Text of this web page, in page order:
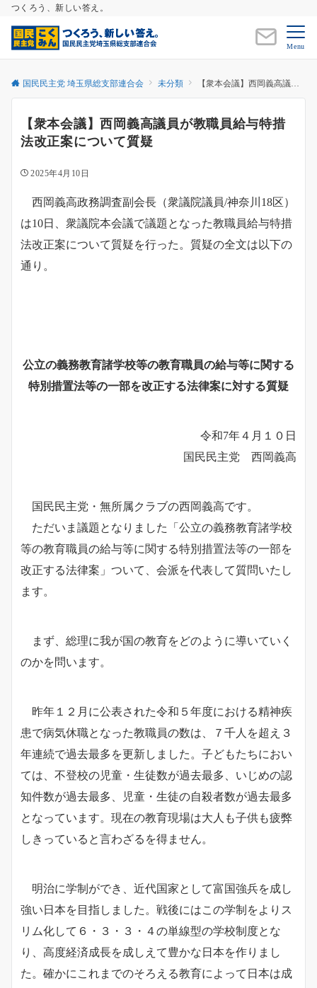
つくろう、新しい答え。
Menu
国民民主党 埼玉県総支部連合会 未分類 【衆本会議】西岡義高議員が教職員給与特措法改正案について質疑
【衆本会議】西岡義高議員が教職員給与特措
法改正案について質疑
2025年4月10日
西岡義高政務調査副会長（衆議院議員/神奈川18区）
は10日、衆議院本会議で議題となった教職員給与特措
法改正案について質疑を行った。質疑の全文は以下の
通り。
公立の義務教育諸学校等の教育職員の給与等に関する
特別措置法等の一部を改正する法律案に対する質疑
令和7年４月１０日
国民民主党 西岡義高
国民民主党・無所属クラブの西岡義高です。
ただいま議題となりました「公立の義務教育諸学校
等の教育職員の給与等に関する特別措置法等の一部を
改正する法律案」ついて、会派を代表して質問いたし
ます。
まず、総理に我が国の教育をどのように導いていく
のかを問います。
昨年１２月に公表された令和５年度における精神疾
患で病気休職となった教職員の数は、７千人を超え３
年連続で過去最多を更新しました。子どもたちにおい
ては、不登校の児童・生徒数が過去最多、いじめの認
知件数が過去最多、児童・生徒の自殺者数が過去最多
となっています。現在の教育現場は大人も子供も疲弊
しきっていると言わざるを得ません。
明治に学制ができ、近代国家として富国強兵を成し
強い日本を目指しました。戦後にはこの学制をよりス
リム化して６・３・３・４の単線型の学校制度とな
り、高度経済成長を成しえて豊かな日本を作りまし
た。確かにこれまでのそろえる教育によって日本は成